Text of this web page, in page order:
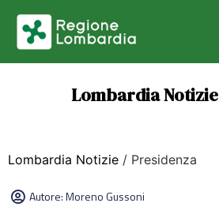
Lombardia Notizie
Lombardia Notizie / Presidenza
Autore:Moreno Gussoni